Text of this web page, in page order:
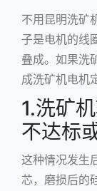
不用昆明洗矿
子是电机的线
叠成。如果洗
成洗矿机电机
1.洗矿
不达标
这种情况发生
芯，磨损后的